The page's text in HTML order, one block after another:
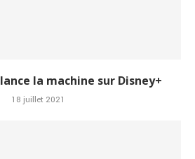
la machine sur Disney+
18 juillet 2021